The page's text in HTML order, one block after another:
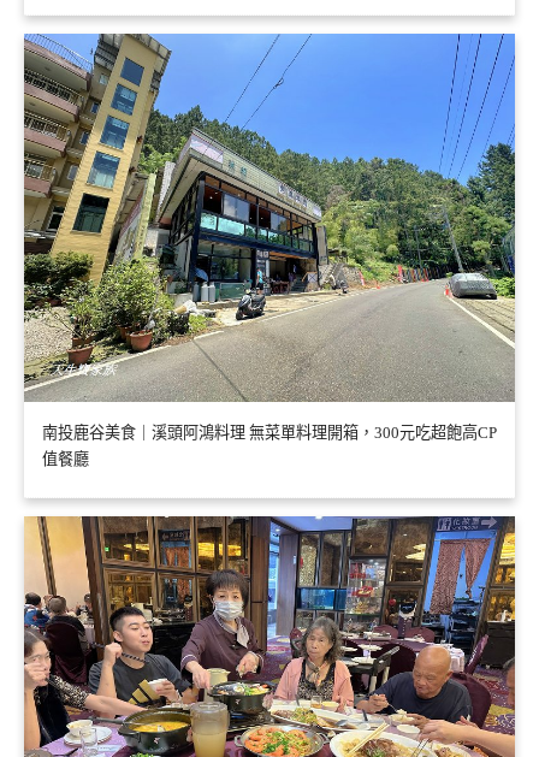
南投鹿谷美食｜溪頭阿鴻料理 無菜單料理開箱，300元吃超飽高CP
值餐廳